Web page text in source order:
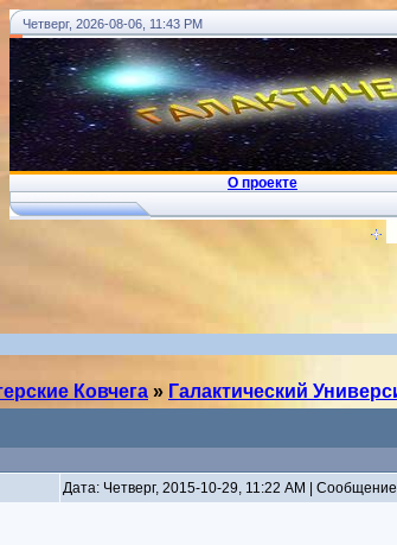
Четверг, 2026-08-06, 11:43 PM
О проекте
Вход
Ковчега » Галактический
Дата: Четверг, 2015-10-29, 11:22 AM |